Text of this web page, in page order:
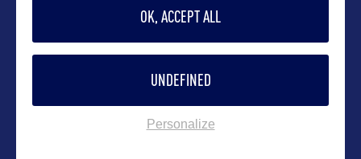
Death Valley National Park s’étend de part et
OK, ACCEPT ALL
UNDEFINED
Personalize